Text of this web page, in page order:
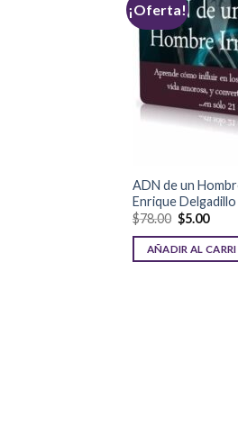
¡Oferta!
ADN de un
Enrique Delgadillo
$78.00 $5.00
AÑADIR AL